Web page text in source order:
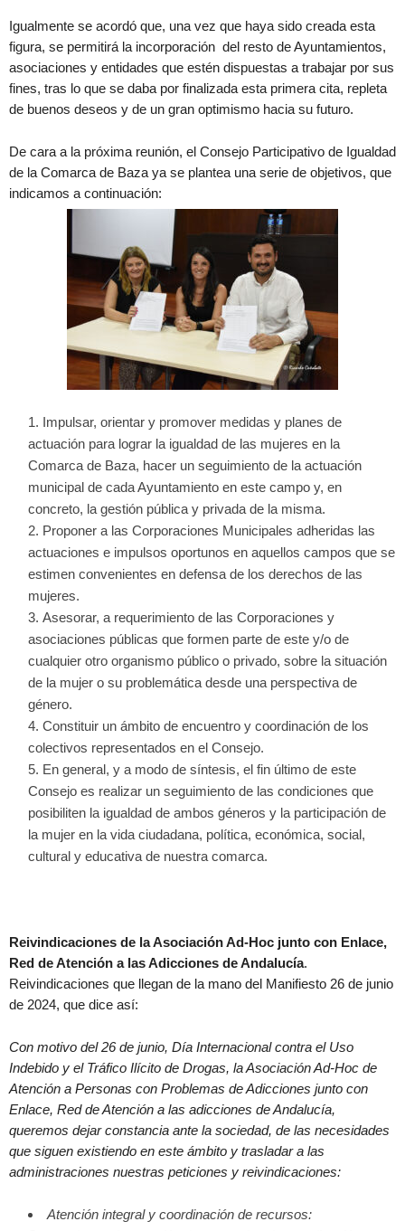
Igualmente se acordó que, una vez que haya sido creada esta
figura, se permitirá la incorporación del resto de Ayuntamientos,
asociaciones y entidades que estén dispuestas a trabajar por sus
fines, tras lo que se daba por finalizada esta primera cita, repleta
de buenos deseos y de un gran optimismo hacia su futuro.
De cara a la próxima reunión, el Consejo Participativo de Igualdad
de la Comarca de Baza ya se plantea una serie de objetivos, que
indicamos a continuación:
Impulsar, orientar y promover medidas y planes de
actuación para lograr la igualdad de las mujeres en la
Comarca de Baza, hacer un seguimiento de la actuación
municipal de cada Ayuntamiento en este campo y, en
concreto, la gestión pública y privada de la misma.
Proponer a las Corporaciones Municipales adheridas las
actuaciones e impulsos oportunos en aquellos campos que se
estimen convenientes en defensa de los derechos de las
mujeres.
Asesorar, a requerimiento de las Corporaciones y
asociaciones públicas que formen parte de este y/o de
cualquier otro organismo público o privado, sobre la situación
de la mujer o su problemática desde una perspectiva de
género.
Constituir un ámbito de encuentro y coordinación de los
colectivos representados en el Consejo.
En general, y a modo de síntesis, el fin último de este
Consejo es realizar un seguimiento de las condiciones que
posibiliten la igualdad de ambos géneros y la participación de
la mujer en la vida ciudadana, política, económica, social,
cultural y educativa de nuestra comarca.
Reivindicaciones de la Asociación Ad-Hoc junto con Enlace,
Red de Atención a las Adicciones de Andalucía.
Reivindicaciones que llegan de la mano del Manifiesto 26 de junio
de 2024, que dice así:
Con motivo del 26 de junio, Día Internacional contra el Uso
Indebido y el Tráfico Ilícito de Drogas, la Asociación Ad-Hoc de
Atención a Personas con Problemas de Adicciones junto con
Enlace, Red de Atención a las adicciones de Andalucía,
queremos dejar constancia ante la sociedad, de las necesidades
que siguen existiendo en este ámbito y trasladar a las
administraciones nuestras peticiones y reivindicaciones:
Atención integral y coordinación de recursos: